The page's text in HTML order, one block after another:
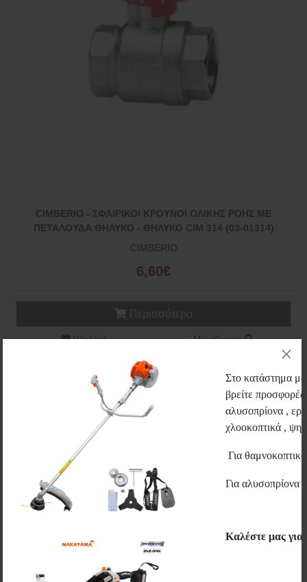
CIMBERIO - ΣΦΑΙΡΙΚΟΙ ΚΡΟΥΝΟΙ ΟΛΙΚΗΣ ΡΟΗΣ ΜΕ
ΠΕΤΑΛΟΥΔΑ ΘΗΛΥΚΟ - ΘΗΛΥΚΟ CIM 314 (03-01314)
CIMBERIO
6,60€
Wishlist Μεγέθυνση
Στο κατάστημα
βρείτε
αλυσοπρίονα ,
χλοοκοπτικά ,
Για
Για αλυσοπρίονα
Καλέστε μας για